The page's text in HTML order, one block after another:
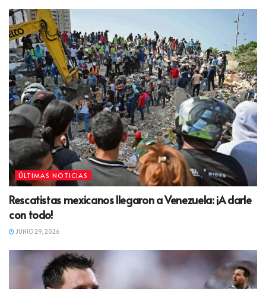
ÚLTIMAS NOTICIAS
Rescatistas mexicanos llegaron a Venezuela: ¡A darle
con todo!
JUNIO 29, 2026